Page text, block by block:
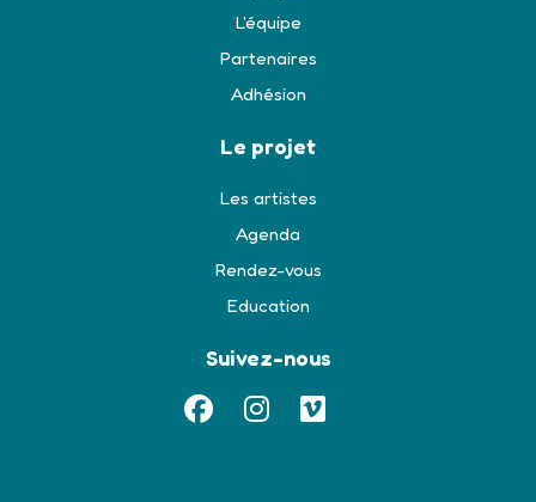
L'équipe
Partenaires
Adhésion
Le projet
Les artistes
Agenda
Rendez-vous
Education
Suivez-nous